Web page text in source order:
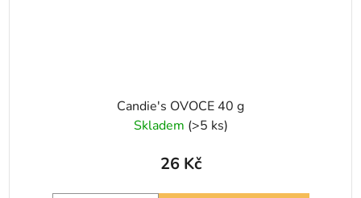
Candie's OVOCE 40 g
Skladem (>5 ks)
26 Kč